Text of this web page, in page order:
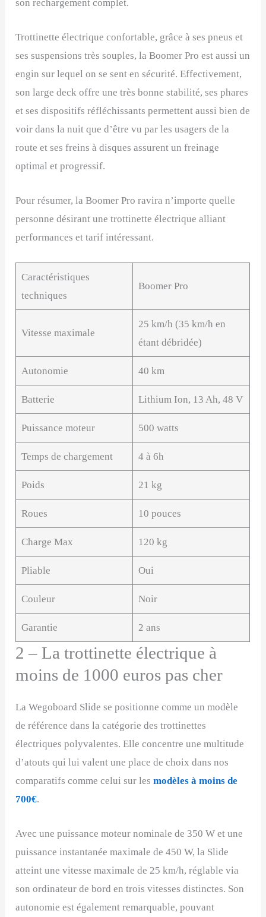
son rechargement complet.
Trottinette électrique confortable, grâce à ses pneus et
ses suspensions très souples, la Boomer Pro est aussi un
engin sur lequel on se sent en sécurité. Effectivement,
son large deck offre une très bonne stabilité, ses phares
et ses dispositifs réfléchissants permettent aussi bien de
voir dans la nuit que d’être vu par les usagers de la
route et ses freins à disques assurent un freinage
optimal et progressif.
Pour résumer, la Boomer Pro ravira n’importe quelle
personne désirant une trottinette électrique alliant
performances et tarif intéressant.
Caractéristiques
techniques
Boomer Pro
Vitesse maximale
25 km/h (35 km/h en
étant débridée)
Autonomie 40 km
Batterie Lithium Ion, 13 Ah, 48 V
Puissance moteur 500 watts
Temps de chargement 4 à 6h
Poids 21 kg
Roues 10 pouces
Charge Max 120 kg
Pliable Oui
Couleur Noir
Garantie 2 ans
2 – La trottinette électrique à
moins de 1000 euros pas cher
La Wegoboard Slide se positionne comme un modèle
de référence dans la catégorie des trottinettes
électriques polyvalentes. Elle concentre une multitude
d’atouts qui lui valent une place de choix dans nos
comparatifs comme celui sur lesmodèles à moins de
700€.
Avec une puissance moteur nominale de 350 W et une
puissance instantanée maximale de 450 W, la Slide
atteint une vitesse maximale de 25 km/h, réglable via
son ordinateur de bord en trois vitesses distinctes. Son
autonomie est également remarquable, pouvant